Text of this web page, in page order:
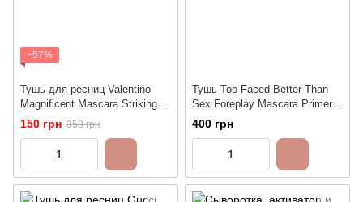
−57%
Тушь для ресниц Valentino
Magnificent Mascara Striking
Volume, 2ml
150 грн 350 грн
Тушь Too Faced Better Than
Sex Foreplay Mascara Primer,
4ml
400 грн